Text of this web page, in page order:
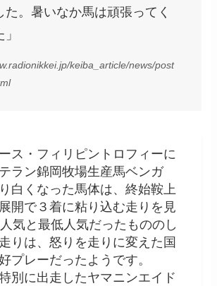
た。暑いなか馬は頑張ってく
keiba_article/news/post
ス・フィリピントロフィーに
ラン錦岡牧場生産馬ベンガ
白くなった馬体は、終始鞍上
開で３着に粘り込む走りを見
気と最低人気だったもののし
りは、怒りを走りに変えた国
プレーだったようです。
別に出走したヤマニンエイド